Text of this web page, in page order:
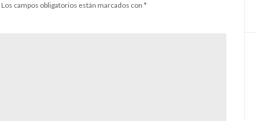
Los campos obligatorios están marcados con *